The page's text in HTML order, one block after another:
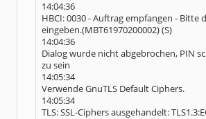
14:04:36
HBCI: 0030 - Auftrag empfangen - Bitte
eingeben.(MBT61970200002) (S)
14:04:36
Dialog wurde nicht abgebrochen, PIN
zu sein
14:05:34
Verwende GnuTLS Default Ciphers.
14:05:34
TLS: SSL-Ciphers ausgehandelt: